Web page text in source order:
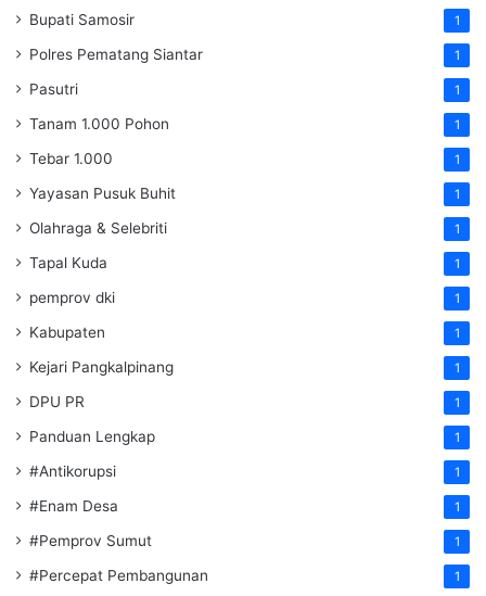
Bupati Samosir 1
Polres Pematang Siantar 1
Pasutri 1
Tanam 1.000 Pohon 1
Tebar 1.000 1
Yayasan Pusuk Buhit 1
Olahraga & Selebriti 1
Tapal Kuda 1
pemprov dki 1
Kabupaten 1
Kejari Pangkalpinang 1
DPU PR 1
Panduan Lengkap 1
#Antikorupsi 1
#Enam Desa 1
#Pemprov Sumut 1
#Percepat Pembangunan 1